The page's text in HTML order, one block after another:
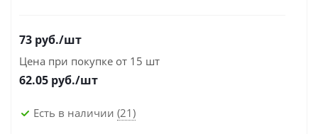
73 руб./шт
Цена при покупке от 15 шт
62.05 руб./шт
Есть в наличии (21)